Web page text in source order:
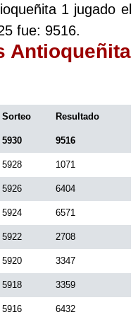
1 jugado el
fue: 9516.
Antioqueñita
Sorteo Resultado
5930 9516
5928 1071
5926 6404
5924 6571
5922 2708
5920 3347
5918 3359
5916 6432